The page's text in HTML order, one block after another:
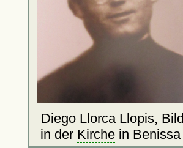
Diego Llorca Llopis, Bild
in der Kirche in Benissa